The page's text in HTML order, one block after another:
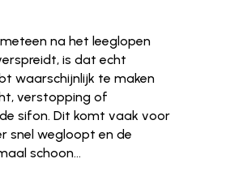
na het leeglopen
is dat echt
waarschijnlijk te maken
verstopping of
sifon. Dit komt vaak voor
snel wegloopt en de
schoon...